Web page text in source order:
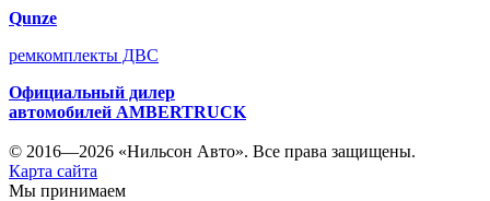
Qunze
ремкомплекты ДВС
Официальный дилер
автомобилей AMBERTRUCK
© 2016—2026 «Нильсон Авто». Все права защищены.
Карта сайта
Мы принимаем